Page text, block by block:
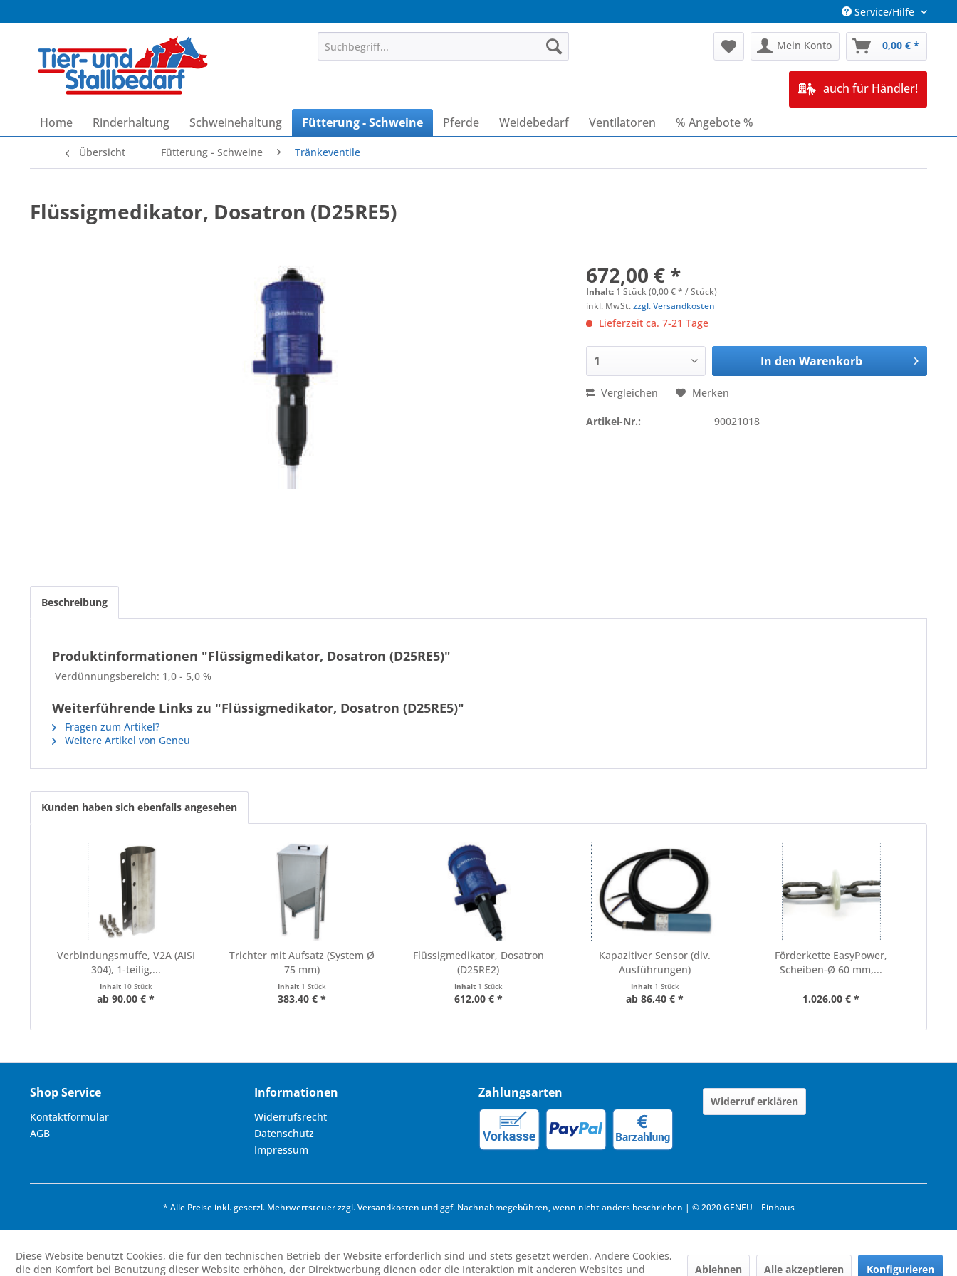
Service/Hilfe
Mein Konto 0,00 € *
auch für Händler!
Home Rinderhaltung Schweinehaltung Fütterung - Schweine Pferde Weidebedarf Ventilatoren % Angebote %
Übersicht Fütterung - Schweine Tränkeventile
Flüssigmedikator, Dosatron (D25RE5)
672,00 € *
Inhalt: 1 Stück (0,00 € * / Stück)
inkl. MwSt.zzgl. Versandkosten
Lieferzeit ca. 7-21 Tage
In den Warenkorb
Vergleichen Merken
Artikel-Nr.: 90021018
Beschreibung
Produktinformationen "Flüssigmedikator, Dosatron (D25RE5)"
Verdünnungsbereich: 1,0 - 5,0 %
Weiterführende Links zu "Flüssigmedikator, Dosatron (D25RE5)"
Fragen zum Artikel?
Weitere Artikel von Geneu
Kunden haben sich ebenfalls angesehen
Verbindungsmuffe, V2A (AISI
304), 1-teilig,...
Inhalt 10 Stück
ab 90,00 € *
Trichter mit Aufsatz (System Ø
75 mm)
Inhalt 1 Stück
383,40 € *
Flüssigmedikator, Dosatron
(D25RE2)
Inhalt 1 Stück
612,00 € *
Kapazitiver Sensor (div.
Ausführungen)
Inhalt 1 Stück
ab 86,40 € *
Förderkette EasyPower,
Scheiben-Ø 60 mm,...
1.026,00 € *
Shop Service
Kontaktformular
AGB
Informationen
Widerrufsrecht
Datenschutz
Impressum
Zahlungsarten
Widerruf erklären
* Alle Preise inkl. gesetzl. Mehrwertsteuer zzgl.Versandkosten und ggf. Nachnahmegebühren, wenn nicht anders beschrieben | © 2020 GENEU – Einhaus
Diese Website benutzt Cookies, die für den technischen Betrieb der Website erforderlich sind und stets gesetzt werden. Andere Cookies,
die den Komfort bei Benutzung dieser Website erhöhen, der Direktwerbung dienen oder die Interaktion mit anderen Websites und
Ablehnen Alle akzeptieren Konfigurieren